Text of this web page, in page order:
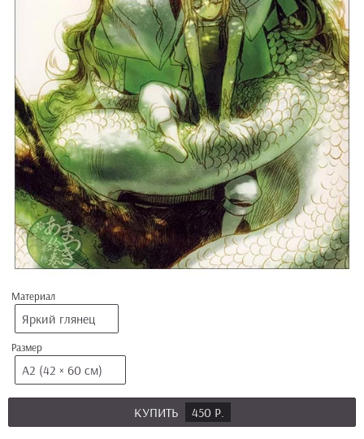
Материал
Яркий глянец
Размер
А2 (42 × 60 см)
КУПИТЬ 450 Р.